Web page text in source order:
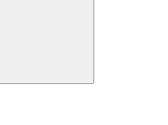
Buscar